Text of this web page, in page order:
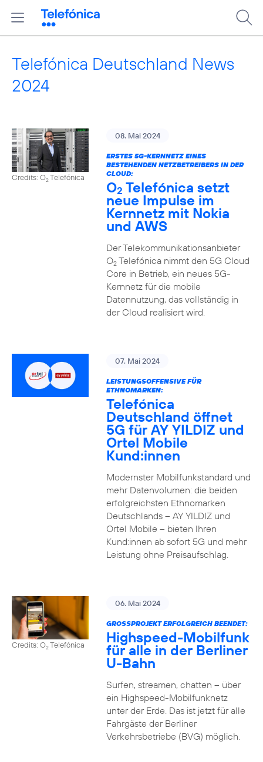
Telefónica Deutschland News
2024
Credits: O2Telefónica
08. Mai 2024
ERSTES 5G-KERNNETZ EINES
BESTEHENDEN NETZBETREIBERS IN DER
CLOUD:
O2 Telefónica setzt
neue Impulse im
Kernnetz mit Nokia
und AWS
Der Telekommunikationsanbieter
O2Telefónica nimmt den 5G Cloud
Core in Betrieb, ein neues 5G-
Kernnetz für die mobile
Datennutzung, das vollständig in
der Cloud realisiert wird.
07. Mai 2024
LEISTUNGSOFFENSIVE FÜR
ETHNOMARKEN:
Telefónica
Deutschland öffnet
5G für AY YILDIZ und
Ortel Mobile
Kund:innen
Modernster Mobilfunkstandard und
mehr Datenvolumen: die beiden
erfolgreichsten Ethnomarken
Deutschlands – AY YILDIZ und
Ortel Mobile – bieten Ihren
Kund:innen ab sofort 5G und mehr
Leistung ohne Preisaufschlag.
Credits: O2Telefónica
06. Mai 2024
GROSSPROJEKT ERFOLGREICH BEENDET:
Highspeed-Mobilfunk
für alle in der Berliner
U-Bahn
Surfen, streamen, chatten – über
ein Highspeed-Mobilfunknetz
unter der Erde. Das ist jetzt für alle
Fahrgäste der Berliner
Verkehrsbetriebe (BVG) möglich.